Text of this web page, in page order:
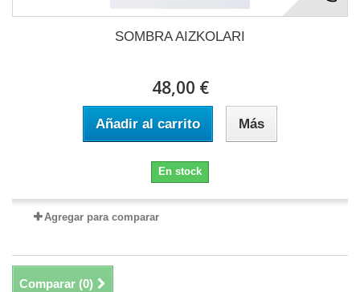
SOMBRA AIZKOLARI
48,00 €
Añadir al carrito Más
En stock
Agregar para comparar
Comparar (0)